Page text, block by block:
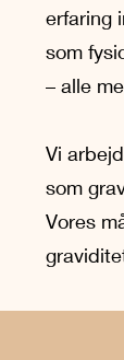
erfaring
som
– alle
Vi
som
Vores